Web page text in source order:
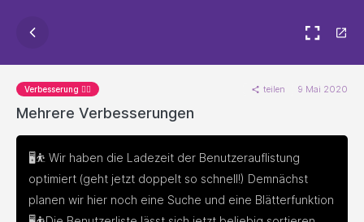
Verbesserung 🐱‍🏍 teilen 9 Mai 2020
Mehrere Verbesserungen
🖥️⛹️ Wir haben die Ladezeit der Benutzerauflistung
optimiert (geht jetzt doppelt so schnell!) Demnächst
planen wir hier noch eine Suche und eine Blätterfunktion